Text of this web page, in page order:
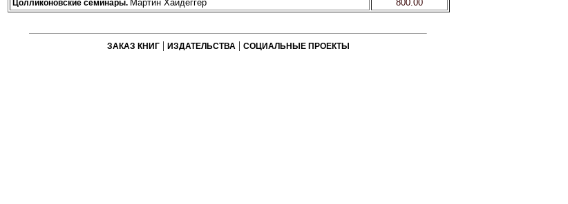
Цолликоновские семинары. Мартин Хайдеггер 800.00
ЗАКАЗ КНИГ| ИЗДАТЕЛЬСТВА | СОЦИАЛЬНЫЕ ПРОЕКТЫ